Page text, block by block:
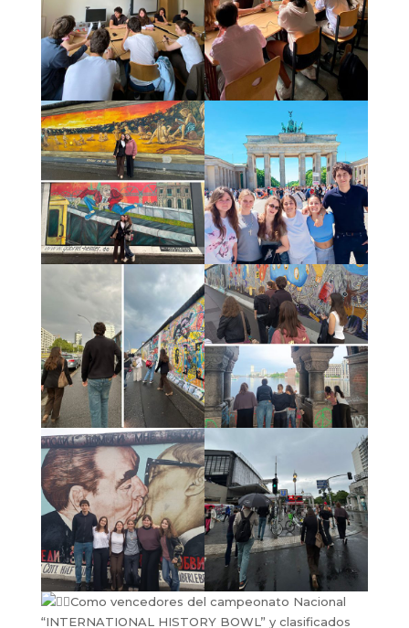
Como vencedores del campeonato Nacional
“INTERNATIONAL HISTORY BOWL” y clasificados